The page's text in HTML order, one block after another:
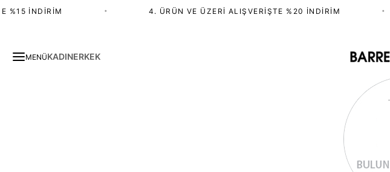
%15 İNDIRIM 4. ÜRÜN VE ÜZERI ALIŞVERIŞTE %20 İNDIRIM
MENÜKADINERKEK